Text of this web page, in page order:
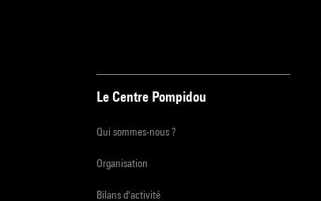
Le Centre Pompidou
Qui sommes-nous ?
Organisation
Bilans d'activité